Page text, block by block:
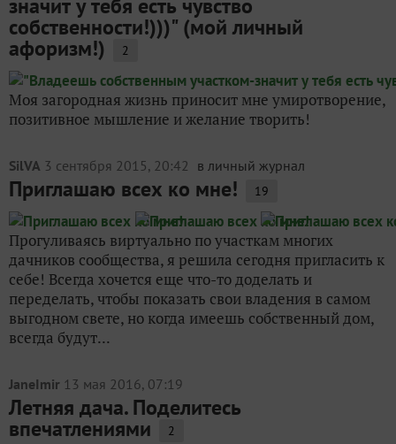
значит у тебя есть чувство
собственности!)))" (мой личный
афоризм!) 2
Моя загородная жизнь приносит мне умиротворение,
позитивное мышление и желание творить!
SilVA 3 сентября 2015, 20:42 в личный журнал
Приглашаю всех ко мне! 19
Прогуливаясь виртуально по участкам многих
дачников сообщества, я решила сегодня пригласить к
себе! Всегда хочется еще что-то доделать и
переделать, чтобы показать свои владения в самом
выгодном свете, но когда имеешь собственный дом,
всегда будут...
JaneImir 13 мая 2016, 07:19
Летняя дача. Поделитесь
впечатлениями 2